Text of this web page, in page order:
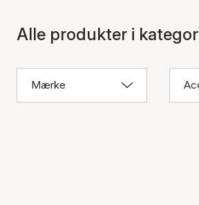
Alle produkter i
Mærke